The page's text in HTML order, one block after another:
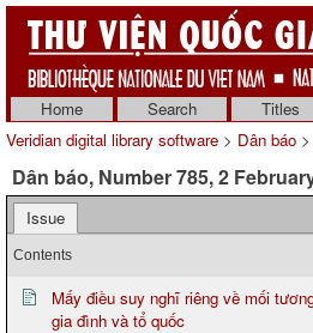
Home Search Titles
Veridian digital library software > Dân báo
Dân báo, Number 785, 2
Issue
Contents
Mấy điều suy nghĩ riêng về mối
gia đình và tổ quốc